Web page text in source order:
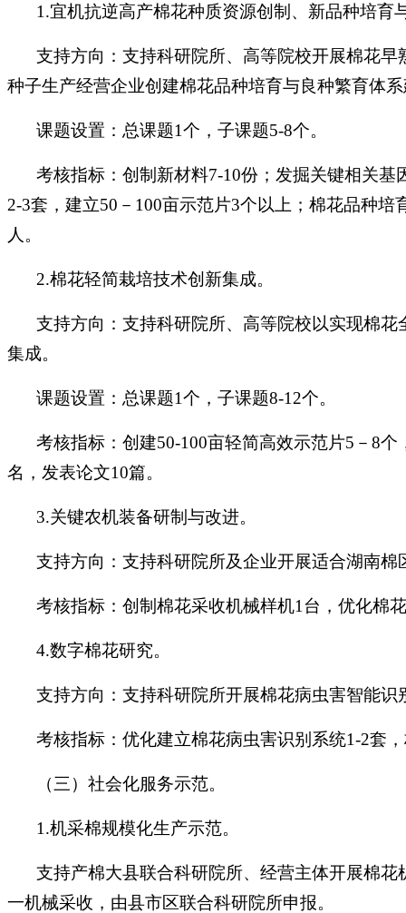
1.宜机抗逆高产棉花种质资源创制、新品种培育
支持方向：支持科研院所、高等院校开展棉花
种子生产经营企业创建棉花品种培育与良种繁育体
课题设置：总课题1个，子课题5-8个。
考核指标：创制新材料7-10份；发掘关键相关
2-3套，建立50－100亩示范片3个以上；棉花品种
人。
2.棉花轻简栽培技术创新集成。
支持方向：支持科研院所、高等院校以实现棉
集成。
课题设置：总课题1个，子课题8-12个。
考核指标：创建50-100亩轻简高效示范片5－8
名，发表论文10篇。
3.关键农机装备研制与改进。
支持方向：支持科研院所及企业开展适合湖南
考核指标：创制棉花采收机械样机1台，优化棉
4.数字棉花研究。
支持方向：支持科研院所开展棉花病虫害智能
考核指标：优化建立棉花病虫害识别系统1-2套
（三）社会化服务示范。
1.机采棉规模化生产示范。
支持产棉大县联合科研院所、经营主体开展棉
一机械采收，由县市区联合科研院所申报。